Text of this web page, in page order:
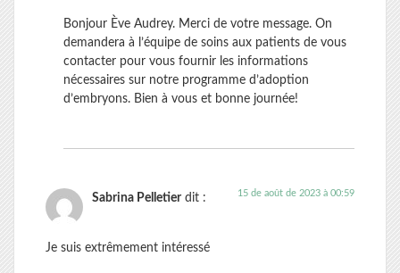
Bonjour Ève Audrey. Merci de votre message. On
demandera à l’équipe de soins aux patients de vous
contacter pour vous fournir les informations
nécessaires sur notre programme d’adoption
d’embryons. Bien à vous et bonne journée!
Sabrina Pelletier dit : 15 de août de 2023 à 00:59
Je suis extrêmement intéressé